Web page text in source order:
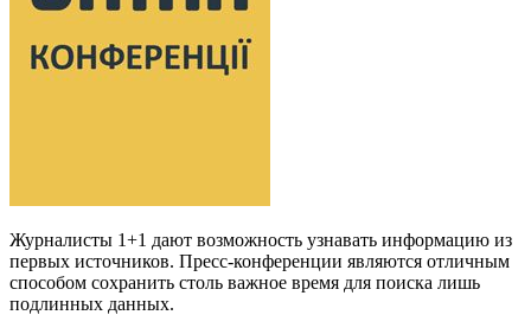
Журналисты 1+1 дают возможность узнавать информацию из
первых источников. Пресс-конференции являются отличным
способом сохранить столь важное время для поиска лишь
подлинных данных.